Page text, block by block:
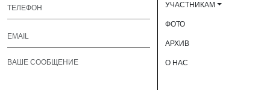
УЧАСТНИКАМ
ФОТО
АРХИВ
О НАС